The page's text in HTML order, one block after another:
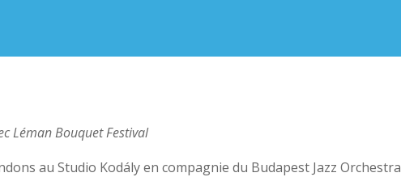
Léman Bouquet Festival
au Studio Kodályen compagnie du Budapest Jazz Orchestra